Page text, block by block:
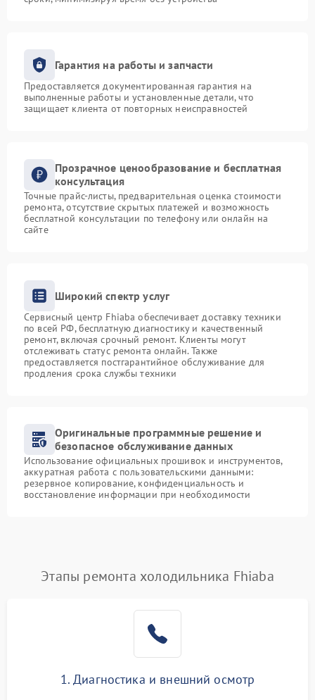
Гарантия на работы и запчасти
Предоставляется документированная гарантия на
выполненные работы и установленные детали, что
защищает клиента от повторных неисправностей
Прозрачное ценообразование и бесплатная
консультация
Точные прайс-листы, предварительная оценка стоимости
ремонта, отсутствие скрытых платежей и возможность
бесплатной консультации по телефону или онлайн на
сайте
Широкий спектр услуг
Сервисный центр Fhiaba обеспечивает доставку техники
по всей РФ, бесплатную диагностику и качественный
ремонт, включая срочный ремонт. Клиенты могут
отслеживать статус ремонта онлайн. Также
предоставляется постгарантийное обслуживание для
продления срока службы техники
Оригинальные программные решение и
безопасное обслуживание данных
Использование официальных прошивок и инструментов,
аккуратная работа с пользовательскими данными:
резервное копирование, конфиденциальность и
восстановление информации при необходимости
Этапы ремонта холодильника Fhiaba
1. Диагностика и внешний осмотр